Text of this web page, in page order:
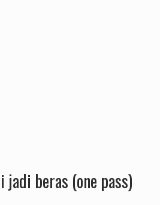
beras (one pass)